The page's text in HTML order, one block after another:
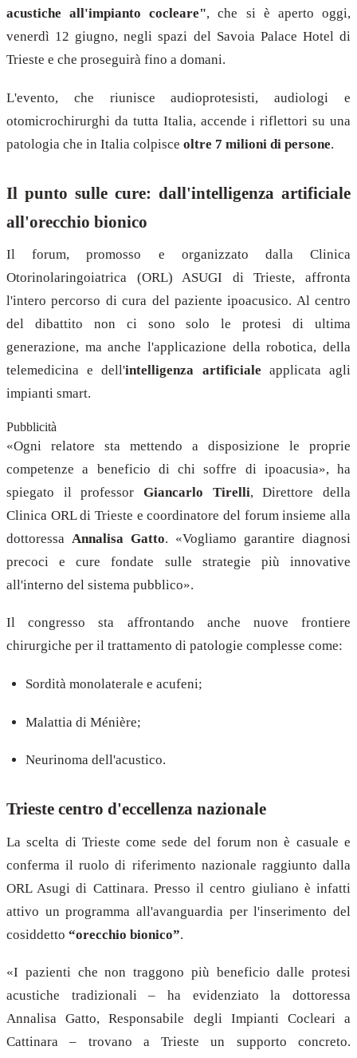
acustiche all'impianto cocleare", che si è aperto oggi,
venerdì 12 giugno, negli spazi del Savoia Palace Hotel di
Trieste e che proseguirà fino a domani.
L'evento, che riunisce audioprotesisti, audiologi e
otomicrochirurghi da tutta Italia, accende i riflettori su una
patologia che in Italia colpisce oltre 7 milioni di persone.
Il punto sulle cure: dall'intelligenza artificiale
all'orecchio bionico
Il forum, promosso e organizzato dalla Clinica
Otorinolaringoiatrica (ORL) ASUGI di Trieste, affronta
l'intero percorso di cura del paziente ipoacusico. Al centro
del dibattito non ci sono solo le protesi di ultima
generazione, ma anche l'applicazione della robotica, della
telemedicina e dell'intelligenza artificiale applicata agli
impianti smart.
Pubblicità
«Ogni relatore sta mettendo a disposizione le proprie
competenze a beneficio di chi soffre di ipoacusia», ha
spiegato il professor Giancarlo Tirelli, Direttore della
Clinica ORL di Trieste e coordinatore del forum insieme alla
dottoressa Annalisa Gatto. «Vogliamo garantire diagnosi
precoci e cure fondate sulle strategie più innovative
all'interno del sistema pubblico».
Il congresso sta affrontando anche nuove frontiere
chirurgiche per il trattamento di patologie complesse come:
Sordità monolaterale e acufeni;
Malattia di Ménière;
Neurinoma dell'acustico.
Trieste centro d'eccellenza nazionale
La scelta di Trieste come sede del forum non è casuale e
conferma il ruolo di riferimento nazionale raggiunto dalla
ORL Asugi di Cattinara. Presso il centro giuliano è infatti
attivo un programma all'avanguardia per l'inserimento del
cosiddetto “orecchio bionico”.
«I pazienti che non traggono più beneficio dalle protesi
acustiche tradizionali – ha evidenziato la dottoressa
Annalisa Gatto, Responsabile degli Impianti Cocleari a
Cattinara – trovano a Trieste un supporto concreto.